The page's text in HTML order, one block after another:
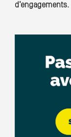
d’engagements.